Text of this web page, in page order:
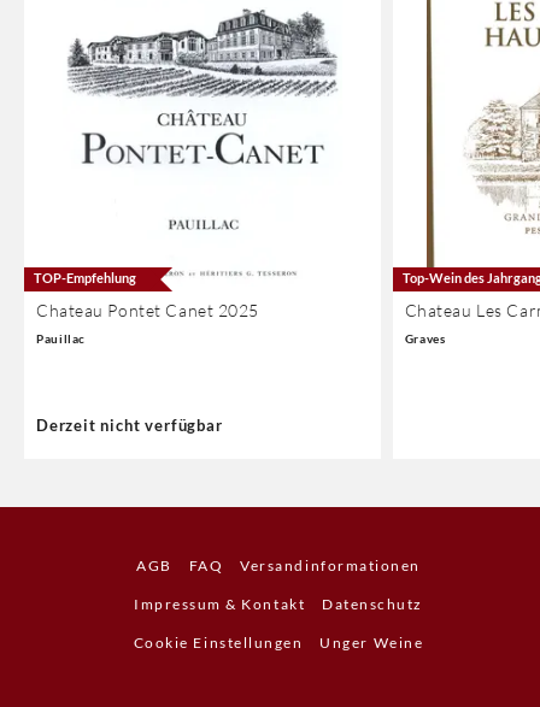
Chateau Pontet Canet 2025
Pauillac
TOP-Empfehlung
Derzeit nicht verfügbar
Chateau Les
Graves
Top-Wein des
AGB FAQ Versandinformationen
Impressum & Kontakt Datenschutz
Cookie Einstellungen Unger Weine